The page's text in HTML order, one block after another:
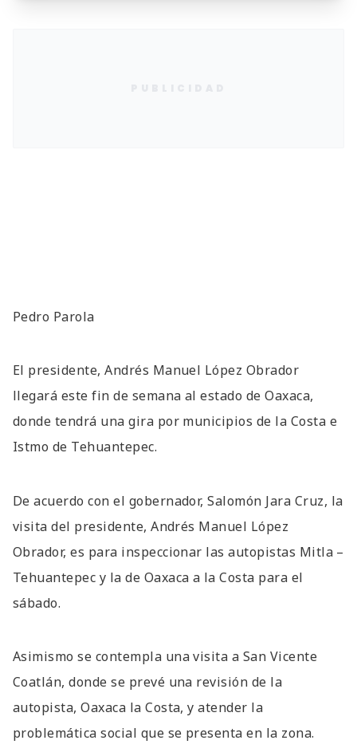
Pedro Parola
El presidente, Andrés Manuel López Obrador
llegará este fin de semana al estado de Oaxaca,
donde tendrá una gira por municipios de la Costa e
Istmo de Tehuantepec.
De acuerdo con el gobernador, Salomón Jara Cruz, la
visita del presidente, Andrés Manuel López
Obrador, es para inspeccionar las autopistas Mitla –
Tehuantepec y la de Oaxaca a la Costa para el
sábado.
Asimismo se contempla una visita a San Vicente
Coatlán, donde se prevé una revisión de la
autopista, Oaxaca la Costa, y atender la
problemática social que se presenta en la zona.